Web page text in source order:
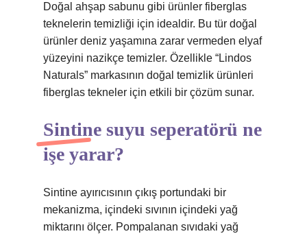
Doğal ahşap sabunu gibi ürünler fiberglas
teknelerin temizliği için idealdir. Bu tür doğal
ürünler deniz yaşamına zarar vermeden elyaf
yüzeyini nazikçe temizler. Özellikle “Lindos
Naturals” markasının doğal temizlik ürünleri
fiberglas tekneler için etkili bir çözüm sunar.
Sintine suyu seperatörü ne
işe yarar?
Sintine ayırıcısının çıkış portundaki bir
mekanizma, içindeki sıvının içindeki yağ
miktarını ölçer. Pompalanan sıvıdaki yağ